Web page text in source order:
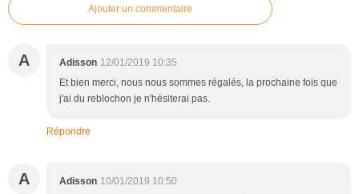
Ajouter un commentaire
A Adisson 12/01/2019 10:35
Et bien merci, nous nous sommes régalés, la prochaine fois que
j'ai du reblochon je n'hésiterai pas.
Répondre
A Adisson 10/01/2019 10:50